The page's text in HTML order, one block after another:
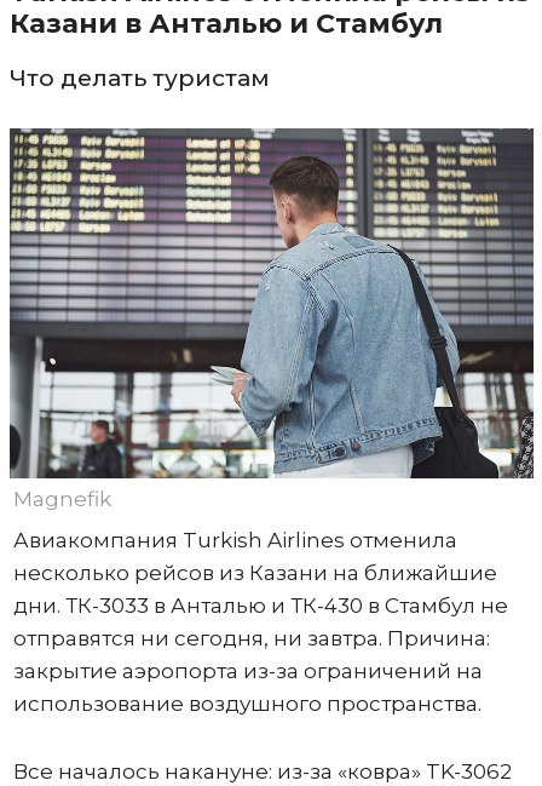
Казани в Анталью и Стамбул
Что делать туристам
Magnefik
Авиакомпания Turkish Airlines отменила
несколько рейсов из Казани на ближайшие
дни. ТК-3033 в Анталью и ТК-430 в Стамбул не
отправятся ни сегодня, ни завтра. Причина:
закрытие аэропорта из-за ограничений на
использование воздушного пространства.
Все началось накануне: из-за «ковра» TK-3062